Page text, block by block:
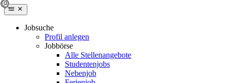
Jobsuche
Profil anlegen
Jobbörse
Alle Stellenangebote
Studentenjobs
Nebenjob